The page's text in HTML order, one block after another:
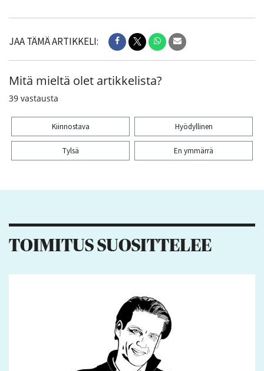
JAA TÄMÄ ARTIKKELI:
Mitä mieltä olet artikkelista?
39 vastausta
Kiinnostava Hyödyllinen
Tylsä En ymmärrä
TOIMITUS SUOSITTELEE